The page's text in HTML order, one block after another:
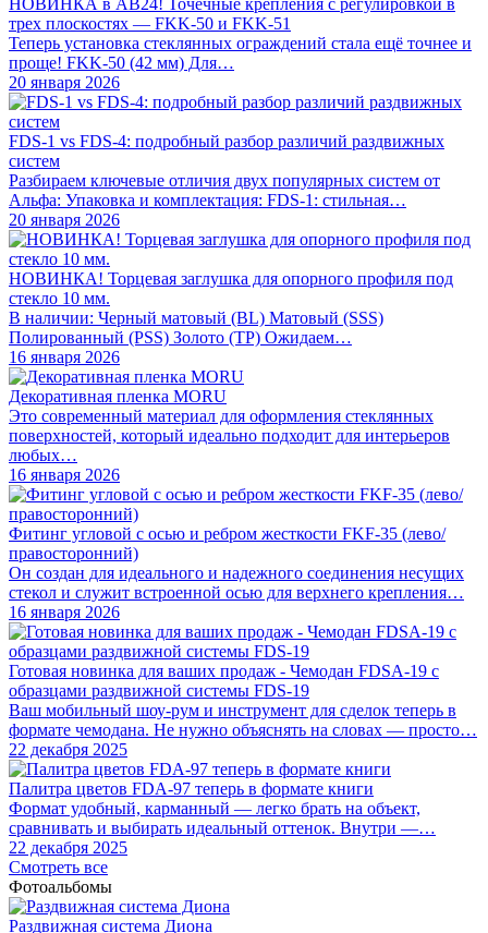
НОВИНКА в АВ24! Точечные крепления с регулировкой в
трех плоскостях — FKK-50 и FKK-51
Теперь установка стеклянных ограждений стала ещё точнее и
проще! FKK-50 (42 мм) Для…
20 января 2026
FDS-1 vs FDS-4: подробный разбор различий раздвижных
систем
Разбираем ключевые отличия двух популярных систем от
Альфа: Упаковка и комплектация: FDS-1: стильная…
20 января 2026
НОВИНКА! Торцевая заглушка для опорного профиля под
стекло 10 мм.
В наличии: Черный матовый (BL) Матовый (SSS)
Полированный (PSS) Золото (TP) Ожидаем…
16 января 2026
Декоративная пленка MORU
Это современный материал для оформления стеклянных
поверхностей, который идеально подходит для интерьеров
любых…
16 января 2026
Фитинг угловой с осью и ребром жесткости FKF-35 (лево/
правосторонний)
Он создан для идеального и надежного соединения несущих
стекол и служит встроенной осью для верхнего крепления…
16 января 2026
Готовая новинка для ваших продаж - Чемодан FDSA-19 с
образцами раздвижной системы FDS‑19
Ваш мобильный шоу-рум и инструмент для сделок теперь в
формате чемодана. Не нужно объяснять на словах — просто…
22 декабря 2025
Палитра цветов FDA-97 теперь в формате книги
Формат удобный, карманный — легко брать на объект,
сравнивать и выбирать идеальный оттенок. Внутри —…
22 декабря 2025
Смотреть все
Фотоальбомы
Раздвижная система Диона